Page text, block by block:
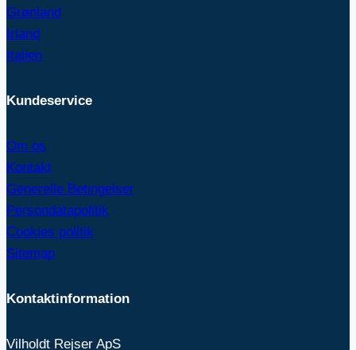
Grønland
Irland
Italien
Kundeservice
Om os
Kontakt
Generelle Betingelser
Persondatapolitik
Cookies politik
Sitemap
Kontaktinformation
Vilholdt Rejser ApS